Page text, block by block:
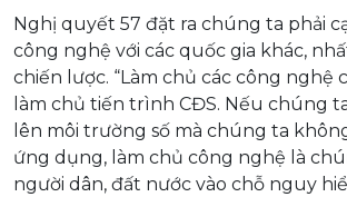
Nghị quyết 57 đặt ra chúng ta phải
công nghệ với các quốc gia khác,
chiến lược. “Làm chủ các công nghệ
làm chủ tiến trình CĐS. Nếu chúng
lên môi trường số mà chúng ta
ứng dụng, làm chủ công nghệ là
người dân, đất nước vào chỗ nguy